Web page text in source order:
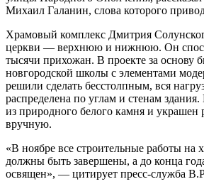
Михаил Галанин, слова которого
Храмовый комплекс Дмитрия
церкви — верхнюю и нижнюю. Он
тысячи прихожан. В проекте за основу
новгородской школы с элементами
решили сделать бесстолпным, вся
распределена по углам и стенам
из природного белого камня и украшен
вручную.
«В ноябре все строительные работы на
должны быть завершены, а до конца
освящен», — цитирует пресс-служба